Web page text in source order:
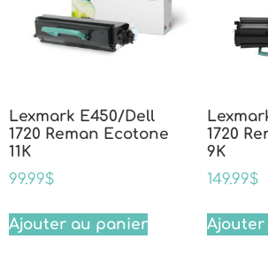
Lexmark E450/Dell
1720 Reman Ecotone
11K
99.99$
Ajouter au panier
1720
9K
149.99$